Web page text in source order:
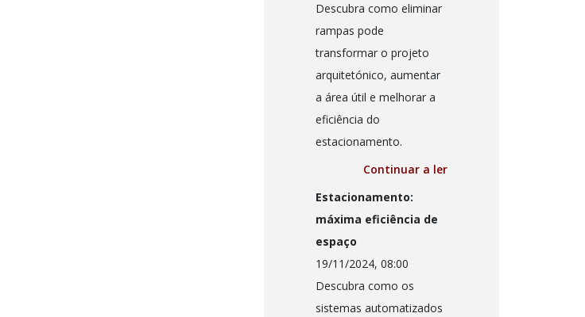
Descubra como eliminar
rampas pode
transformar o projeto
arquitetónico, aumentar
a área útil e melhorar a
eficiência do
estacionamento.
Continuar a ler
Estacionamento:
máxima eficiência de
espaço
19/11/2024, 08:00
Descubra como os
sistemas automatizados